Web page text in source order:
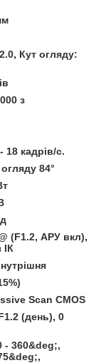
Кут огляду:
з
18 кадрів/с.
84°
(F1.2, АРУ вкл),
Scan CMOS
(день), 0
- 360&deg;,